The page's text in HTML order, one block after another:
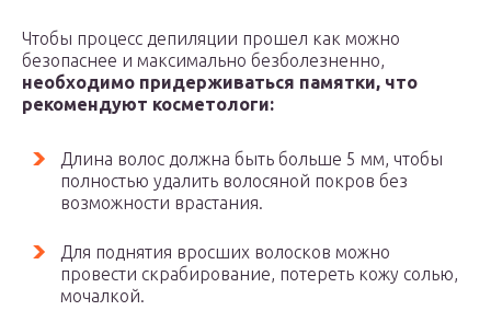
Чтобы процесс депиляции прошел как можно
безопаснее и максимально безболезненно,
необходимо придерживаться памятки, что
рекомендуют косметологи:
Длина волос должна быть больше 5 мм, чтобы
полностью удалить волосяной покров без
возможности врастания.
Для поднятия вросших волосков можно
провести скрабирование, потереть кожу солью,
мочалкой.